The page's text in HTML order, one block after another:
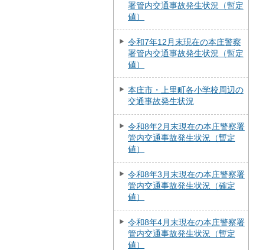
署管内交通事故発生状況（暫定
値）
令和7年12月末現在の本庄警察
署管内交通事故発生状況（暫定
値）
本庄市・上里町各小学校周辺の
交通事故発生状況
令和8年2月末現在の本庄警察署
管内交通事故発生状況（暫定
値）
令和8年3月末現在の本庄警察署
管内交通事故発生状況（確定
値）
令和8年4月末現在の本庄警察署
管内交通事故発生状況（暫定
値）